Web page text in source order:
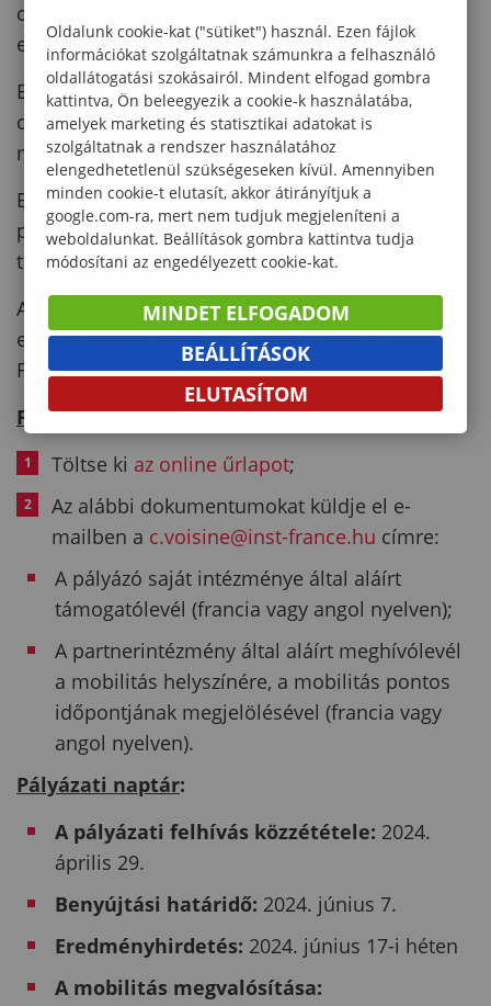
célkitűzések meghatározása, a hosszú távú
együttműködés kilátásai stb.).
Elsőbbséget élveznek azok a projektek, amelyek
célja kettős diploma program létrehozása vagy
megújítása.
Elsőbbséget élveznek azok a projektek és
pályázók, amelyek/akik korábban nem kaptak
támogatást az IFH-tól.
A beérkezett pályázatok számától függően
elsőbbséget élveznek a Magyarországról
Franciaországba irányuló mobilitások.
Pályázati eljárás:
Töltse ki az online űrlapot;
Az alábbi dokumentumokat küldje el e-
mailben a c.voisine@inst-france.hu címre:
A pályázó saját intézménye által aláírt
támogatólevél (francia vagy angol nyelven);
A partnerintézmény által aláírt meghívólevél
a mobilitás helyszínére, a mobilitás pontos
időpontjának megjelölésével (francia vagy
angol nyelven).
Pályázati naptár:
A pályázati felhívás közzététele: 2024.
április 29.
Benyújtási határidő: 2024. június 7.
Eredményhirdetés: 2024. június 17-i héten
A mobilitás megvalósítása:
Oldalunk cookie-kat ("sütiket") használ. Ezen fájlok
információkat szolgáltatnak számunkra a felhasználó
oldallátogatási szokásairól. Mindent elfogad gombra
kattintva, Ön beleegyezik a cookie-k használatába,
amelyek marketing és statisztikai adatokat is
szolgáltatnak a rendszer használatához
elengedhetetlenül szükségeseken kívül. Amennyiben
minden cookie-t elutasít, akkor átirányítjuk a
google.com-ra, mert nem tudjuk megjeleníteni a
weboldalunkat. Beállítások gombra kattintva tudja
módosítani az engedélyezett cookie-kat.
MINDET ELFOGADOM
BEÁLLÍTÁSOK
ELUTASÍTOM